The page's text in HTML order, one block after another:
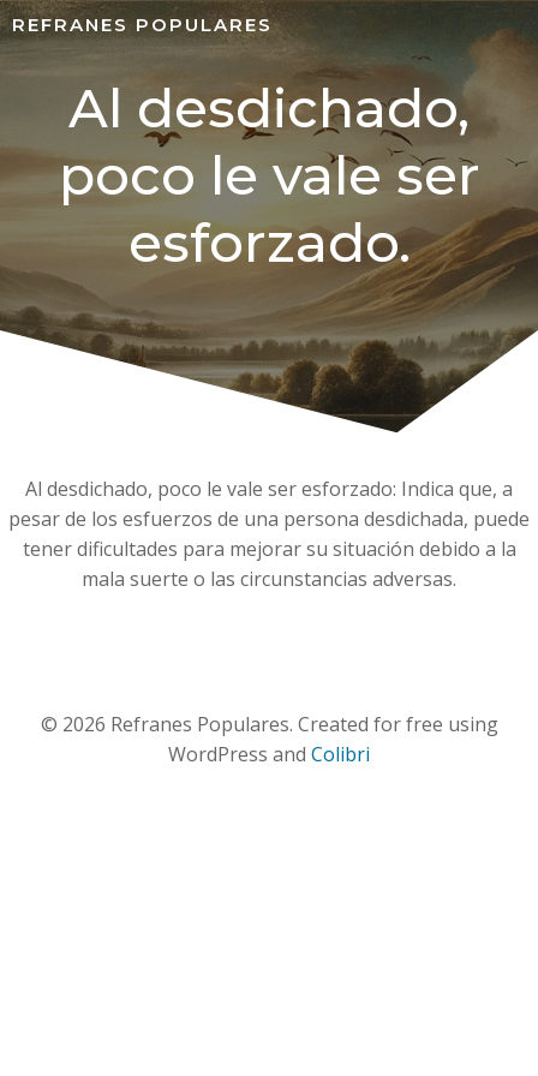
REFRANES POPULARES
Al desdichado,
poco le vale ser
esforzado.
Al desdichado, poco le vale ser esforzado: Indica que, a
pesar de los esfuerzos de una persona desdichada, puede
tener dificultades para mejorar su situación debido a la
mala suerte o las circunstancias adversas.
© 2026 Refranes Populares. Created for free using
WordPress and Colibri